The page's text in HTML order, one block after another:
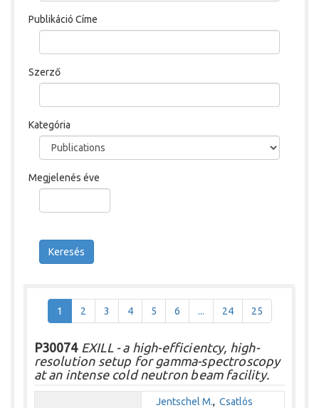
Publikáció Címe
Szerző
Kategória
Megjelenés éve
Keresés
1 2 3 4 5 6 ... 24 25
P30074EXILL - a high-efficientcy, high-
resolution setup for gamma-spectroscopy
at an intense cold neutron beam facility.
Jentschel M., Csatlós